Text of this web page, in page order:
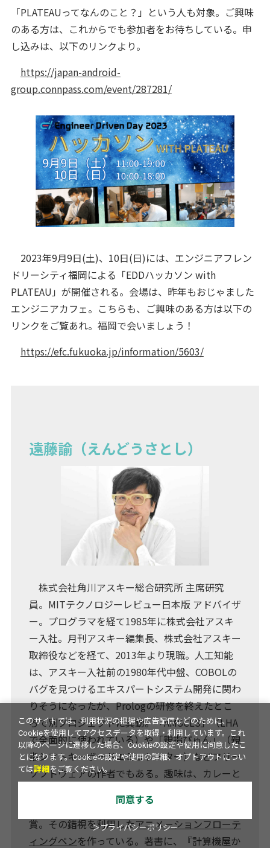
「PLATEAUってなんのこと？」という人も対象。ご興味
のある方は、これからでも参加者をお待ちしている。申
し込みは、以下のリンクより。
https://japan-android-
group.connpass.com/event/287281/
2023年9月9日(土)、10日(日)には、エンジニアフレン
ドリーシティ福岡による「EDDハッカソン with
PLATEAU」が開催される。会場は、昨年もおじゃました
エンジニアカフェ。こちらも、ご興味のある方は以下の
リンクをご覧あれ。福岡で会いましょう！
https://efc.fukuoka.jp/information/5603/
遠藤諭（えんどうさとし）
株式会社角川アスキー総合研究所 主席研究
員。MITテクノロジーレビュー日本版 アドバイザ
ー。プログラマを経て1985年に株式会社アスキ
ー入社。月刊アスキー編集長、株式会社アスキー
取締役などを経て、2013年より現職。人工知能
は、アスキー入社前の1980年代中盤、COBOLの
バグを見つけるエキスパートシステム開発に関わ
りそうになったが、Prologの研修を終えたとこ
ろで別プロジェクトに異動。「AMSCLS」（LHA
で全面的に使われている）や「親指ぴゅん」（親
指シフトキーボードエミュレーター）などフリー
ソフトウェアの作者でもある。趣味は、カレーと
学会の「錯視・錯聴コンテスト」で２年連続入
賞。その錯視を利用したアニメーションフローテ
ィングペンを作っている。著書に、『計算機屋か
このサイトでは、利用状況の把握や広告配信などのために、
Cookieを使用してアクセスデータを取得・利用しています。これ
以降のページに遷移した場合、Cookieの設定や使用に同意したこ
とになります。Cookieの設定や使用の詳細、オプトアウトについ
ては詳細 をご覧ください。
同意する
＞プライバシーポリシー